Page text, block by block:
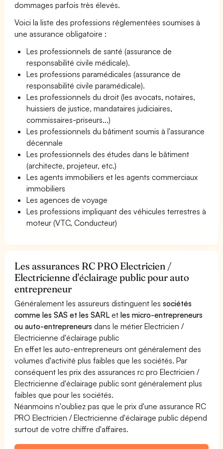
dommages parfois très élevés.
Voici la liste des professions réglementées soumises à
une assurance obligatoire :
Les professionnels de santé (assurance de
responsabilité civile médicale).
Les professions paramédicales (assurance de
responsabilité civile paramédicale).
Les professionnels du droit (les avocats, notaires,
huissiers de justice, mandataires judiciaires,
commissaires-priseurs...)
Les professionnels du bâtiment soumis à l'assurance
décennale
Les professionnels des études dans le bâtiment
(architecte, projeteur, etc.)
Les agents immobiliers et les agents commerciaux
immobiliers
Les agences de voyage
Les professions impliquant des véhicules terrestres à
moteur (VTC, Conducteur)
Les assurances RC PRO Electricien /
Electricienne d'éclairage public pour auto
entrepreneur
Généralement les assureurs distinguent lessociétés
comme les SAS et les SARL etles micro-entrepreneurs
ou auto-entrepreneurs dans le métier Electricien /
Electricienne d'éclairage public
En effet les auto-entrepreneurs ont généralement des
volumes d'activité plus faibles que les sociétés. Par
conséquent les prix des assurances rc pro Electricien /
Electricienne d'éclairage public sont généralement plus
faibles que pour les sociétés.
Néanmoins n'oubliez pas que le prix d'une assurance RC
PRO Electricien / Electricienne d'éclairage public dépend
surtout de votre chiffre d'affaires.